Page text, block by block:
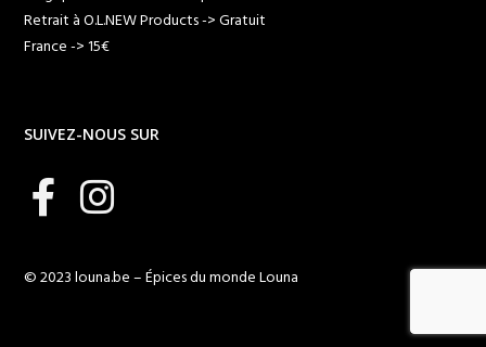
Retrait à O.L.NEW Products -> Gratuit
France -> 15€
SUIVEZ-NOUS SUR
© 2023 louna.be – Épices du monde Louna